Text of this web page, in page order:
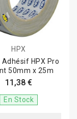
HPX
Adhésif HPX Pro
50mm x 25m
11,38 €
En Stock